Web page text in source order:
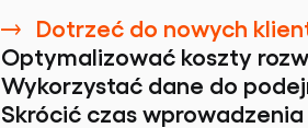
Dotrzeć do nowych
Optymalizować koszty
Wykorzystać dane do
Skrócić czas